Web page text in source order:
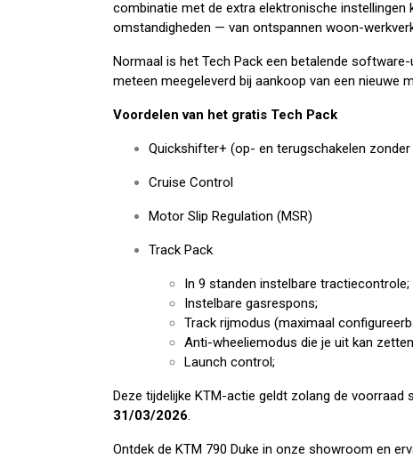
combinatie met de extra elektronische
omstandigheden — van ontspannen woon-
Normaal is het Tech Pack een betalende
meteen meegeleverd bij aankoop van een nieuwe
Voordelen van het gratis Tech Pack
Quickshifter+ (op- en terugschakelen zonder
Cruise Control
Motor Slip Regulation (MSR)
Track Pack
In 9 standen instelbare tractiecontrole;
Instelbare gasrespons;
Track rijmodus (maximaal
Anti-wheeliemodus die je uit kan
Launch control;
Deze tijdelijke KTM-actie geldt zolang de
31/03/2026.
Ontdek de KTM 790 Duke in onze showroom en